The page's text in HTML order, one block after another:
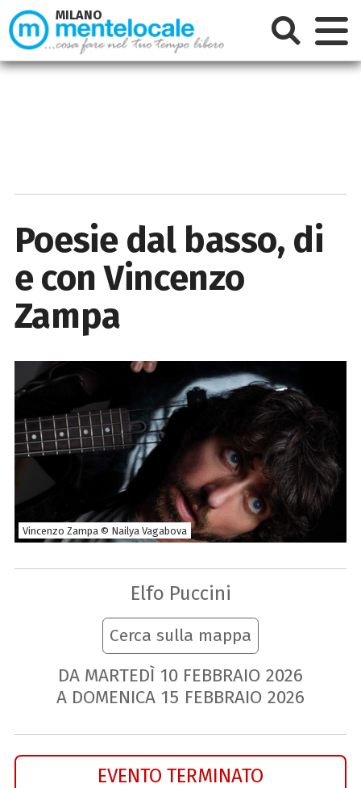
Poesie dal basso, di
e con Vincenzo
Zampa
Vincenzo Zampa © Nailya Vagabova
Elfo Puccini
Cerca sulla mappa
DA MARTEDÌ 10 FEBBRAIO 2026
A DOMENICA 15 FEBBRAIO 2026
EVENTO TERMINATO
MILANO